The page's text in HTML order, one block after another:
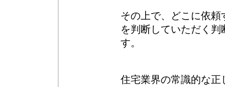
その上で、どこに依
を判断していただく
す。
住宅業界の常識的な